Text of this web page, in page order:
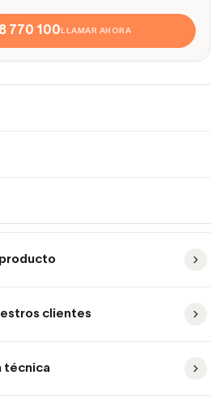
770 100LLAMAR AHORA
clientes
técnica